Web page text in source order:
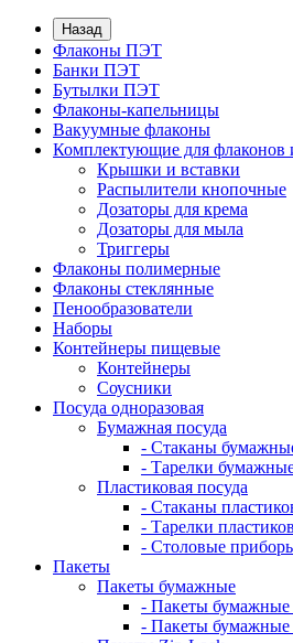
Назад
Флаконы ПЭТ
Банки ПЭТ
Бутылки ПЭТ
Флаконы-капельницы
Вакуумные флаконы
Комплектующие для флаконов
Крышки и вставки
Распылители кнопочные
Дозаторы для крема
Дозаторы для мыла
Триггеры
Флаконы полимерные
Флаконы стеклянные
Пенообразователи
Наборы
Контейнеры пищевые
Контейнеры
Соусники
Посуда одноразовая
Бумажная посуда
- Стаканы
- Тарелки
Пластиковая посуда
- Стаканы
- Тарелки
- Столовые
Пакеты
Пакеты бумажные
- Пакеты бумажные
- Пакеты бумажные